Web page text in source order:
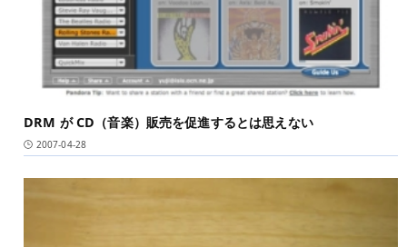
DRM が CD（音楽）販売を促進するとは思えない
2007-04-28